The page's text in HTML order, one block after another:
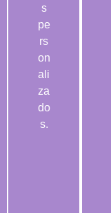
s
pe
rs
on
ali
za
do
s.